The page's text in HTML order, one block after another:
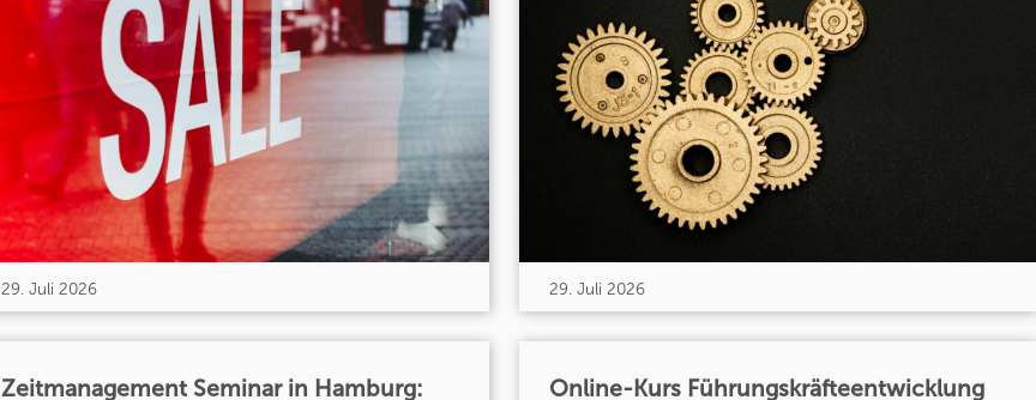
29. Juli 2026
Zeitmanagement Seminar in Hamburg:
29. Juli 2026
Online-Kurs Führungskräfteentwicklung